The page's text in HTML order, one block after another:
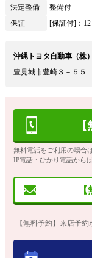
法定整備
整備付
保証
[保証付]：
沖縄トヨタ自動車（株
豊見城市豊崎３－５５
無料電話をご利用の場合
IP電話・ひかり電話から
【無料予約】来店予